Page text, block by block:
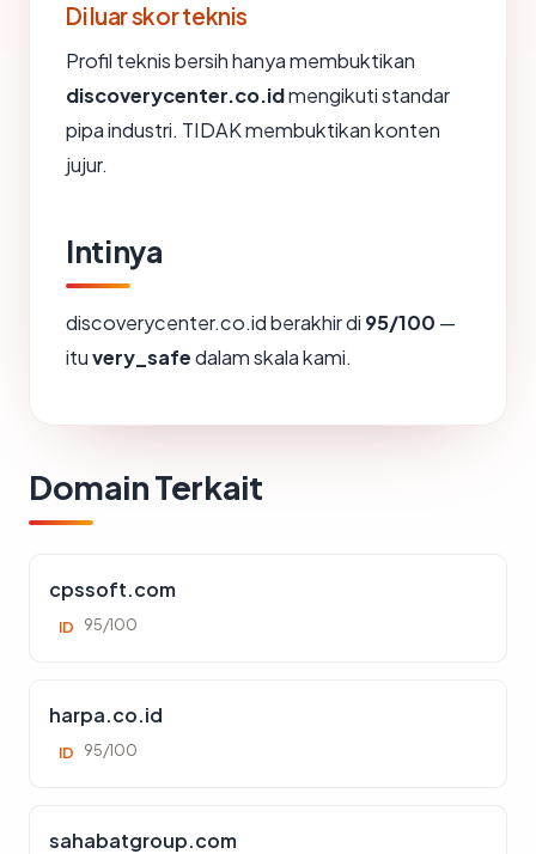
Di luar skor teknis
Profil teknis bersih hanya membuktikan
discoverycenter.co.idmengikuti standar
pipa industri. TIDAK membuktikan konten
jujur.
Intinya
discoverycenter.co.id berakhir di 95/100 —
ituvery_safedalam skala kami.
Domain Terkait
cpssoft.com
ID 95/100
harpa.co.id
ID 95/100
sahabatgroup.com